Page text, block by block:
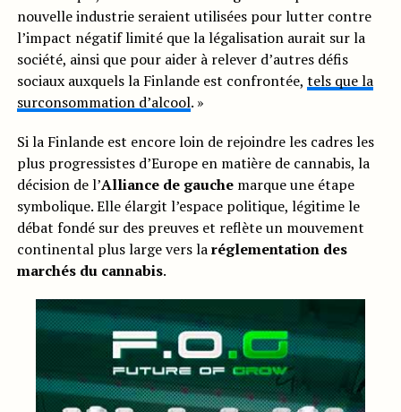
nouvelle industrie seraient utilisées pour lutter contre
l’impact négatif limité que la légalisation aurait sur la
société, ainsi que pour aider à relever d’autres défis
sociaux auxquels la Finlande est confrontée, tels que la
surconsommation d’alcool. »
Si la Finlande est encore loin de rejoindre les cadres les
plus progressistes d’Europe en matière de cannabis, la
décision de l’Alliance de gauchemarque une étape
symbolique. Elle élargit l’espace politique, légitime le
débat fondé sur des preuves et reflète un mouvement
continental plus large vers laréglementation des
marchés du cannabis.